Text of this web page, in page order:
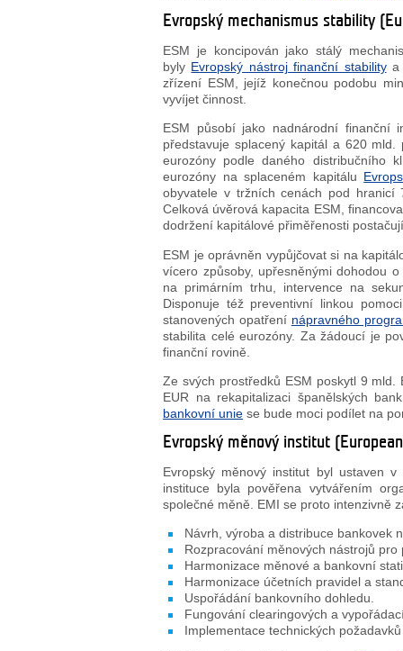
Evropský mechanismus stability
ESM je koncipován jako stálý
byly Evropský nástroj finanční stability
zřízení ESM, jejíž konečnou podobu
vyvíjet činnost.
ESM působí jako nadnárodní finanční
představuje splacený kapitál a 620
eurozóny podle daného distribučního
eurozóny na splaceném kapitálu
obyvatele v tržních cenách pod
Celková úvěrová kapacita ESM,
dodržení kapitálové přiměřenosti
ESM je oprávněn vypůjčovat si na
vícero způsoby, upřesněnými dohodou
na primárním trhu, intervence na
Disponuje též preventivní linkou
stanovených opatření nápravného
stabilita celé eurozóny. Za žádoucí je
finanční rovině.
Ze svých prostředků ESM poskytl 9
EUR na rekapitalizaci španělských
bankovní unie se bude moci podílet na
Evropský měnový institut
Evropský měnový institut byl ustaven
instituce byla pověřena vytvářením
společné měně. EMI se proto intenzivně
Návrh, výroba a distribuce bankovek
Rozpracování měnových nástrojů
Harmonizace měnové a bankovní
Harmonizace účetních pravidel a
Uspořádání bankovního dohledu.
Fungování clearingových a
Implementace technických